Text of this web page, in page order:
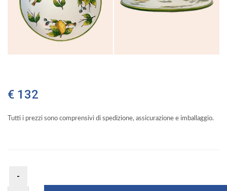
€ 132
Tutti i prezzi sono comprensivi di spedizione, assicurazione e imballaggio.